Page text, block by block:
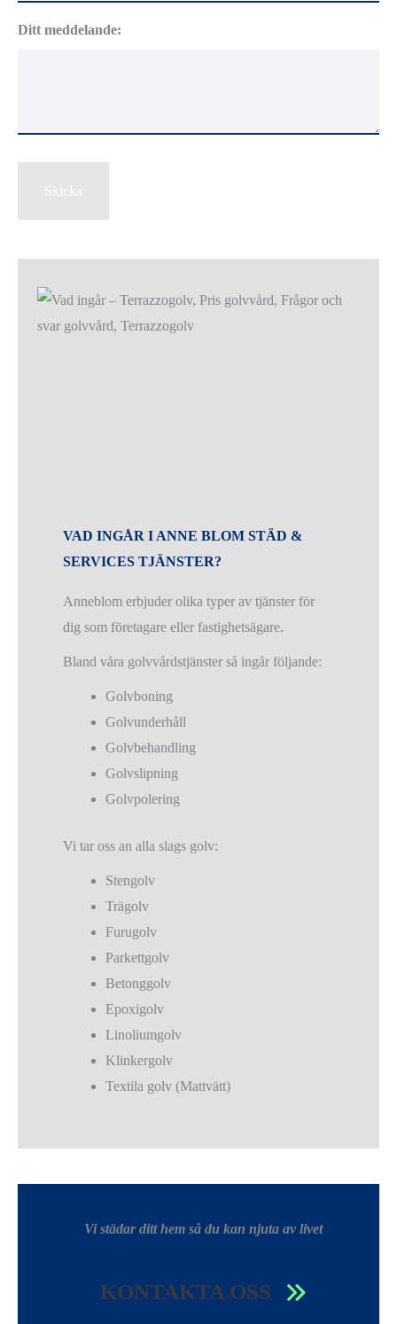
Ditt meddelande:
Skicka
VAD INGÅR I ANNE BLOM STÄD &
SERVICES TJÄNSTER?
Anneblom erbjuder olika typer av tjänster för
dig som företagare eller fastighetsägare.
Bland våra golvvårdstjänster så ingår följande:
Golvboning
Golvunderhåll
Golvbehandling
Golvslipning
Golvpolering
Vi tar oss an alla slags golv:
Stengolv
Trägolv
Furugolv
Parkettgolv
Betonggolv
Epoxigolv
Linoliumgolv
Klinkergolv
Textila golv (Mattvätt)
Vi städar ditt hem så du kan njuta av livet
KONTAKTA OSS